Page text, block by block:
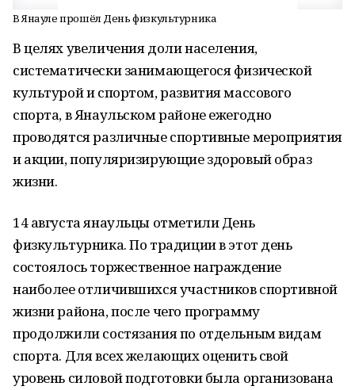
В Янауле прошёл День физкультурника
В целях увеличения доли населения,
систематически занимающегося физической
культурой и спортом, развития массового
спорта, в Янаульском районе ежегодно
проводятся различные спортивные мероприятия
и акции, популяризирующие здоровый образ
жизни.
14 августа янаульцы отметили День
физкультурника. По традиции в этот день
состоялось торжественное награждение
наиболее отличившихся участников спортивной
жизни района, после чего программу
продолжили состязания по отдельным видам
спорта. Для всех желающих оценить свой
уровень силовой подготовки была организована